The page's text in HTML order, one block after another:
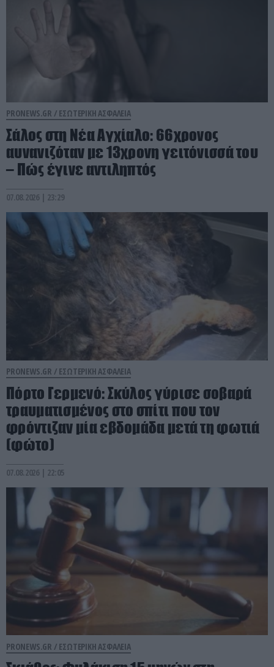
PRONEWS.GR / ΕΣΩΤΕΡΙΚΗ ΑΣΦΑΛΕΙΑ
Σάλος στη Νέα Αγχίαλο: 66χρονος
αυνανιζόταν με 13χρονη γειτόνισσά του
– Πώς έγινε αντιληπτός
07.08.2026 | 23:29
PRONEWS.GR / ΕΣΩΤΕΡΙΚΗ ΑΣΦΑΛΕΙΑ
Πόρτο Γερμενό: Σκύλος γύρισε σοβαρά
τραυματισμένος στο σπίτι που τον
φρόντιζαν μία εβδομάδα μετά τη φωτιά
(φώτο)
07.08.2026 | 22:05
PRONEWS.GR / ΕΣΩΤΕΡΙΚΗ ΑΣΦΑΛΕΙΑ